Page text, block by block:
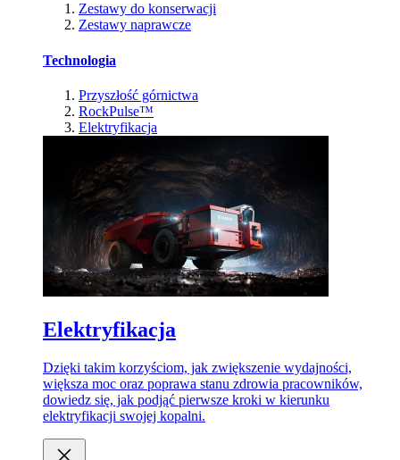
Zestawy do konserwacji
Zestawy naprawcze
Technologia
Przyszłość górnictwa
RockPulse™
Elektryfikacja
Elektryfikacja
Dzięki takim korzyściom, jak zwiększenie wydajności,
większa moc oraz poprawa stanu zdrowia pracowników,
dowiedz się, jak podjąć pierwsze kroki w kierunku
elektryfikacji swojej kopalni.